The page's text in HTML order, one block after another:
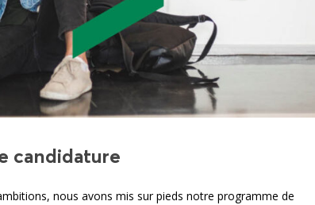
candidature
nous avons mis sur pieds notre programme de